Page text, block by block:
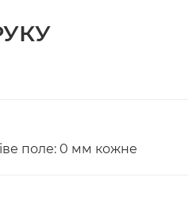
поле: 0 мм кожне